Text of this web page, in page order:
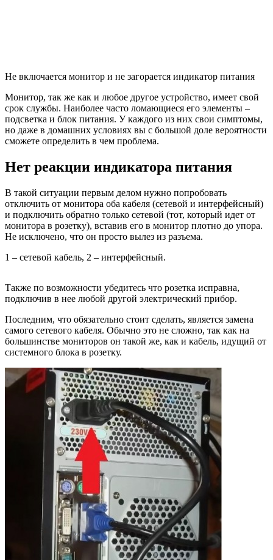
Не включается монитор и не загорается индикатор питания
Монитор, так же как и любое другое устройство, имеет свой
срок службы. Наиболее часто ломающиеся его элементы –
подсветка и блок питания. У каждого из них свои симптомы,
но даже в домашних условиях вы с большой доле вероятности
сможете определить в чем проблема.
Нет реакции индикатора питания
В такой ситуации первым делом нужно попробовать
отключить от монитора оба кабеля (сетевой и интерфейсный)
и подключить обратно только сетевой (тот, который идет от
монитора в розетку), вставив его в монитор плотно до упора.
Не исключено, что он просто вылез из разъема.
1 – сетевой кабель, 2 – интерфейсный.
Также по возможности убедитесь что розетка исправна,
подключив в нее любой другой электрический прибор.
Последним, что обязательно стоит сделать, является замена
самого сетевого кабеля. Обычно это не сложно, так как на
большинстве мониторов он такой же, как и кабель, идущий от
системного блока в розетку.